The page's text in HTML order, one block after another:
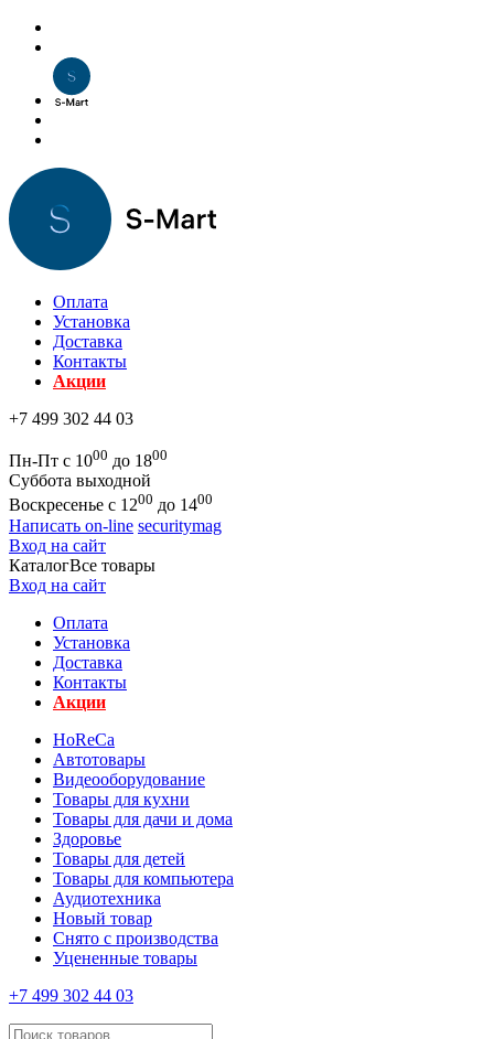
Оплата
Установка
Доставка
Контакты
Акции
+7 499 302 44 03
Пн-Пт с 1000 до 1800
Суббота выходной
Воскресенье с 1200 до 1400
Написать on-line securitymag
Вход на сайт
КаталогВсе товары
Вход на сайт
Оплата
Установка
Доставка
Контакты
Акции
HoReCa
Автотовары
Видеооборудование
Товары для кухни
Товары для дачи и дома
Здоровье
Товары для детей
Товары для компьютера
Аудиотехника
Новый товар
Снято с производства
Уцененные товары
+7 499 302 44 03